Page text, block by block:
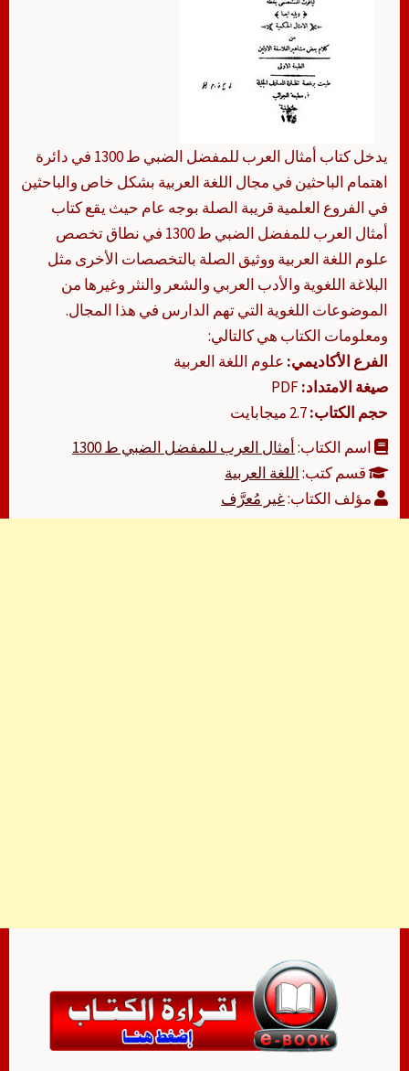
يدخل كتاب أمثال العرب للمفضل الضبي ط 1300 في دائرة
اهتمام الباحثين في مجال اللغة العربية بشكل خاص والباحثين
في الفروع العلمية قريبة الصلة بوجه عام حيث يقع كتاب
أمثال العرب للمفضل الضبي ط 1300 في نطاق تخصص
علوم اللغة العربية ووثيق الصلة بالتخصصات الأخرى مثل
البلاغة اللغوية والأدب العربي والشعر والنثر وغيرها من
الموضوعات اللغوية التي تهم الدارس في هذا المجال.
ومعلومات الكتاب هي كالتالي:
الفرع الأكاديمي: علوم اللغة العربية
صيغة الامتداد:
حجم الكتاب:
اسم الكتاب:أمثال العرب للمفضل الضبي ط 1300
قسم كتب:اللغة العربية
مؤلف الكتاب:غير مُعرَّف